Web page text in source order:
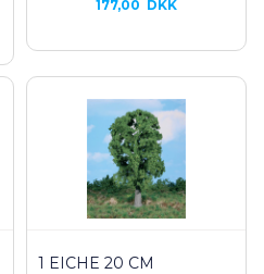
177,00 DKK
1 EICHE 20 CM